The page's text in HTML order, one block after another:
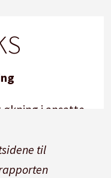
i ansatte
ansatte som
fra
til